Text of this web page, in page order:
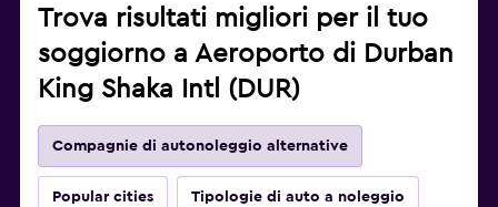
Trova risultati migliori per il tuo
soggiorno a Aeroporto di Durban
King Shaka Intl (DUR)
Compagnie di autonoleggio alternative
Popular cities Tipologie di auto a noleggio